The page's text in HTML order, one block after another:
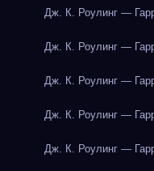
Дж. К. Роулинг —
Дж. К. Роулинг —
Дж. К. Роулинг —
Дж. К. Роулинг —
Дж. К. Роулинг —